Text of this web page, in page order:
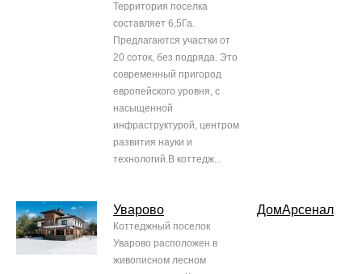
Территория поселка
составляет 6,5Га.
Предлагаются участки от
20 соток, без подряда. Это
современный пригород
европейского уровня, с
насыщенной
инфраструктурой, центром
развития науки и
технологий.В коттедж...
Уварово
Коттеджный поселок
Уварово расположен в
живописном лесном
ДомАрсенал